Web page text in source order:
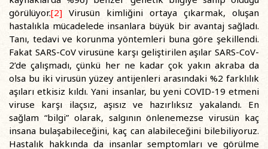
görülüyor.[2] Virusün kimliğini ortaya çıkarmak, oluşan
hastalıkla mücadelede insanlara büyük bir avantaj sağladı.
Tanı, tedavi ve korunma yöntemleri buna göre şekillendi.
Fakat SARS-CoV virusüne karşı geliştirilen aşılar SARS-CoV-
2’de çalışmadı, çünkü her ne kadar çok yakın akraba da
olsa bu iki virusün yüzey antijenleri arasındaki %2 farklılık
aşıları etkisiz kıldı. Yani insanlar, bu yeni COVID-19 etmeni
viruse karşı ilaçsız, aşısız ve hazırlıksız yakalandı. En
sağlam “bilgi” olarak, salgının önlenemezse virusün kaç
insana bulaşabileceğini, kaç can alabileceğini bilebiliyoruz.
Hastalık hakkında da insanlar semptomları ve görülme